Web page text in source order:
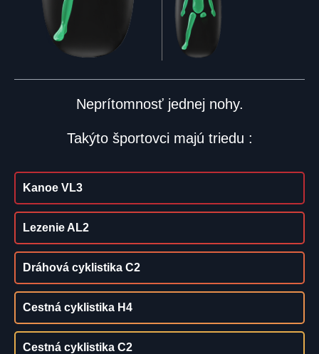
Neprítomnosť jednej nohy.
Takýto športovci majú triedu :
Kanoe VL3
Lezenie AL2
Dráhová cyklistika C2
Cestná cyklistika H4
Cestná cyklistika C2